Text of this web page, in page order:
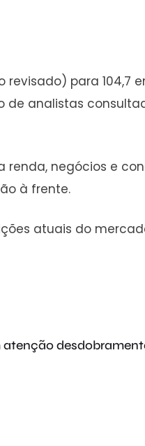
para 104,7
analistas
renda, negócios e
à frente.
atuais do